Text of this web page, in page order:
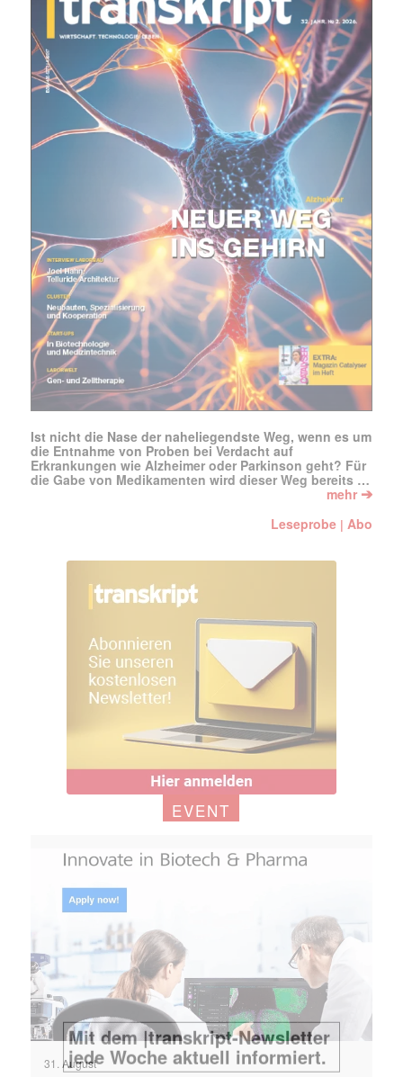
Ist nicht die Nase der naheliegendste Weg, wenn es um
die Entnahme von Proben bei Verdacht auf
Erkrankungen wie Alzheimer oder Parkinson geht? Für
die Gabe von Medikamenten wird dieser Weg bereits …
mehr ➔
Leseprobe |Abo
EVENT
31. August